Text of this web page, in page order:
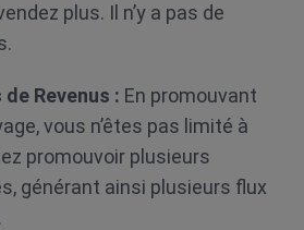
plus. Il n’y a pas de
Revenus : En promouvant
vous n’êtes pas limité à
promouvoir plusieurs
générant ainsi plusieurs flux